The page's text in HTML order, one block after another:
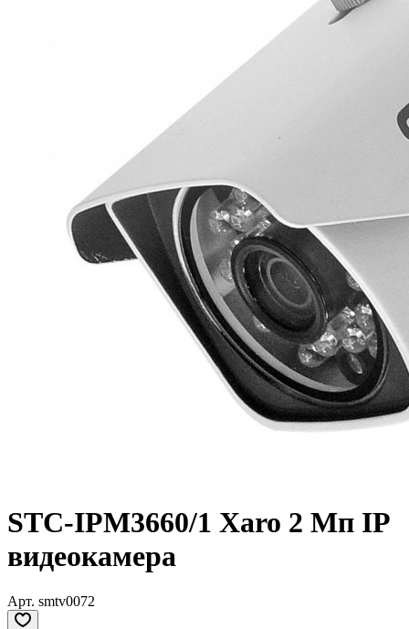
STC-IPM3660/1 Xaro 2 Мп IP
видеокамера
Арт. smtv0072